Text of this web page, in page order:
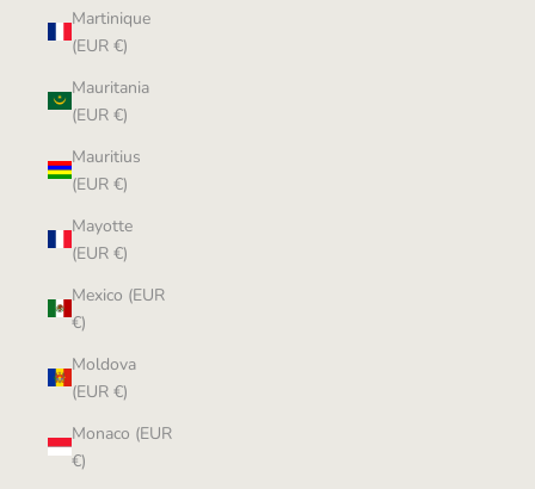
Martinique
(EUR €)
Mauritania
(EUR €)
Mauritius
(EUR €)
Mayotte
(EUR €)
Mexico (EUR
€)
Moldova
(EUR €)
Monaco (EUR
€)